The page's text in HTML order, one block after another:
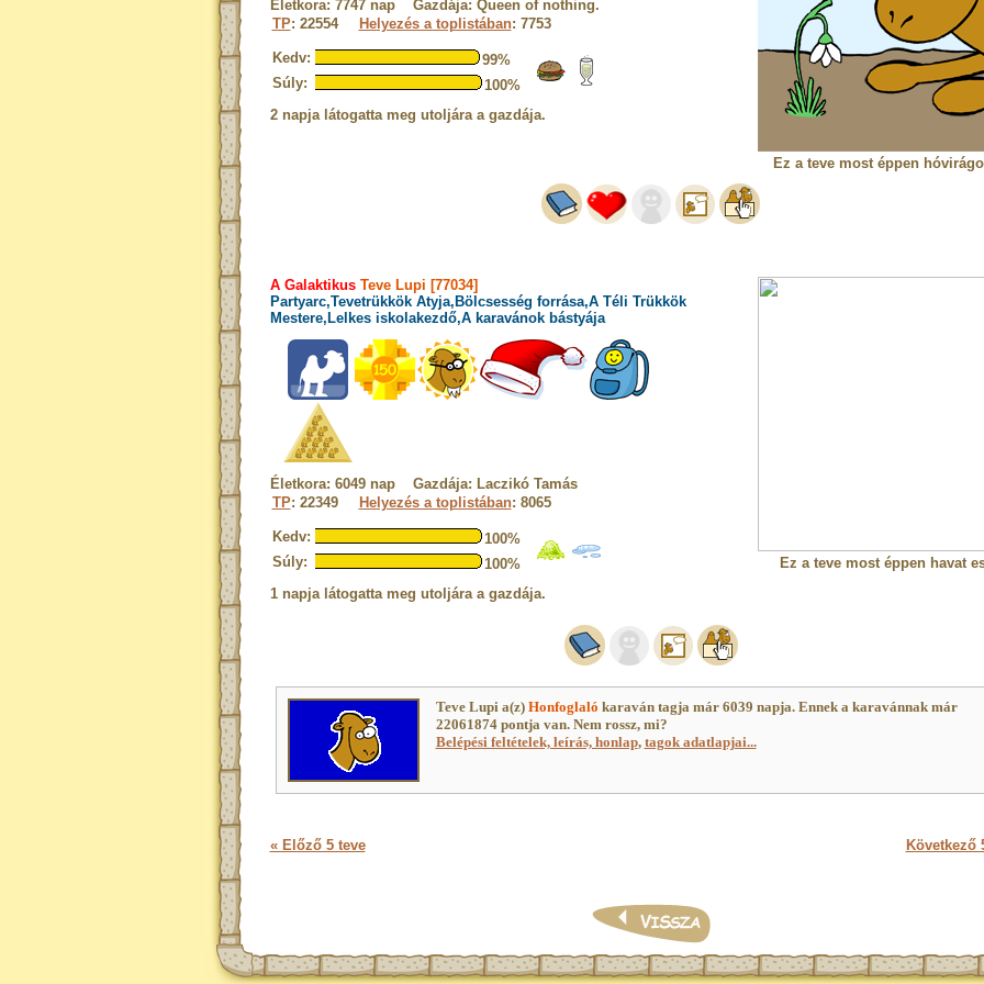
Életkora: 7747 nap Gazdája: Queen of nothing.
TP: 22554 Helyezés a toplistában: 7753
Kedv:
99%
Súly:
100%
2 napja látogatta meg utoljára a gazdája.
Ez a teve most éppen
A GalaktikusTeve Lupi [77034]
Partyarc,Tevetrükkök Atyja,Bölcsesség forrása,A Téli Trükkök
Mestere,Lelkes iskolakezdő,A karavánok bástyája
Életkora: 6049 nap Gazdája: Laczikó Tamás
TP: 22349 Helyezés a toplistában: 8065
Kedv:
100%
Súly:
100%
1 napja látogatta meg utoljára a gazdája.
Ez a teve most éppen havat
Teve Lupi a(z) Honfoglaló karaván tagja már 6039 napja. Ennek a karavánnak már
22061874 pontja van. Nem rossz, mi?
Belépési feltételek, leírás, honlap, tagok adatlapjai...
« Előző 5 teve Következő